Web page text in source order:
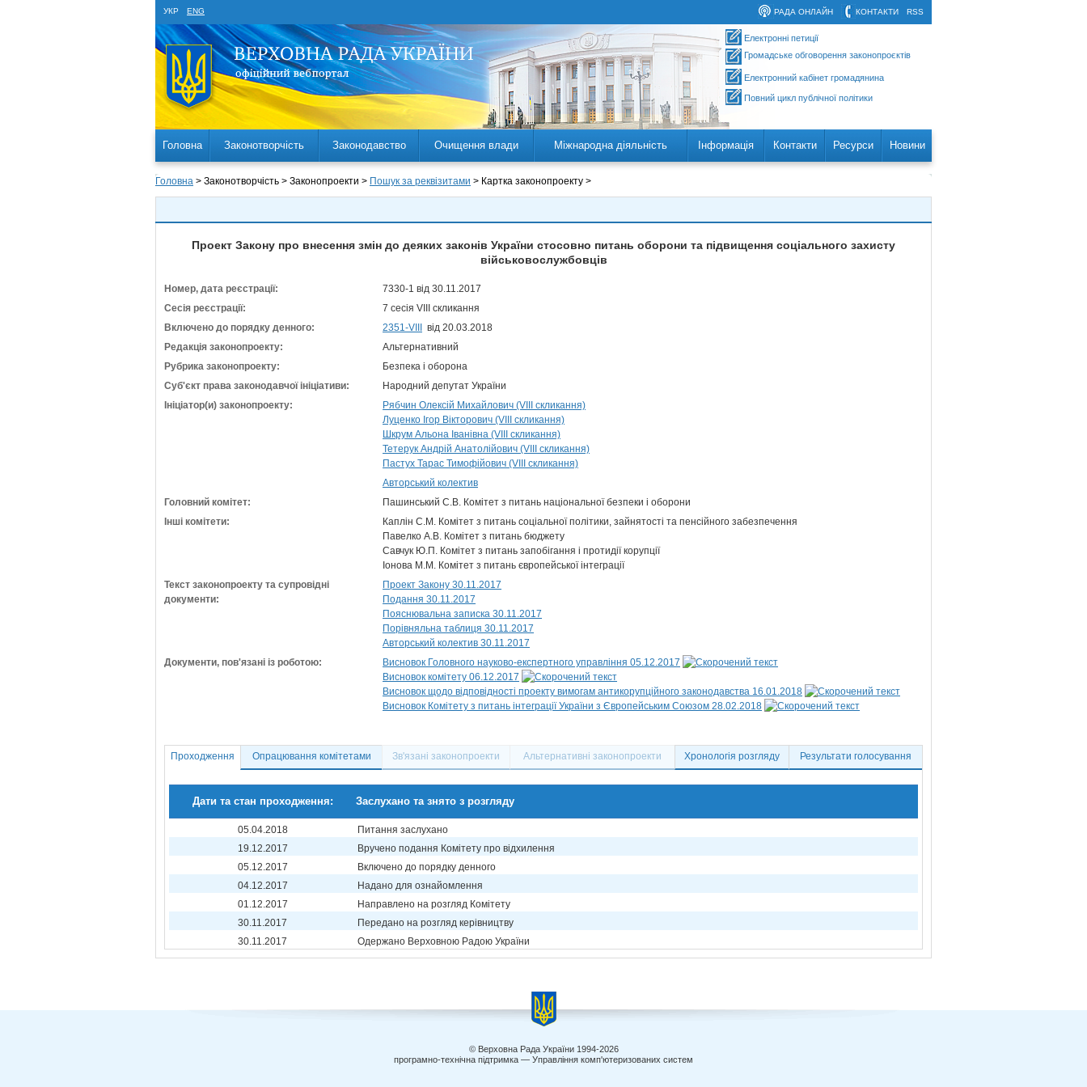
УКР ENG RSS
КОНТАКТИ
РАДА ОНЛАЙН
Електронні петиції
Громадське обговорення законопроєктів
Електронний кабінет громадянина
Повний цикл публічної політики
Головна Законотворчість Законодавство Очищення влади Міжнародна діяльність Інформація Контакти Ресурси Новини
Головна > Законотворчість > Законопроекти > Пошук за реквізитами > Картка законопроекту >
Проект Закону про внесення змін до деяких законів України стосовно питань оборони та підвищення соціального захисту
військовослужбовців
Номер, дата реєстрації:
7330-1 від 30.11.2017
Сесія реєстрації:
7 сесія VIII скликання
Включено до порядку денного:
2351-VIII
від 20.03.2018
Редакція законопроекту:
Альтернативний
Рубрика законопроекту:
Безпека і оборона
Суб'єкт права законодавчої ініціативи:
Народний депутат України
Ініціатор(и) законопроекту:
Рябчин Олексій Михайлович (VIII скликання)
Луценко Ігор Вікторович (VIII скликання)
Шкрум Альона Іванівна (VIII скликання)
Тетерук Андрій Анатолійович (VIII скликання)
Пастух Тарас Тимофійович (VIII скликання)
Авторський колектив
Головний комітет:
Пашинський С.В. Комітет з питань національної безпеки і оборони
Інші комітети:
Каплін С.М. Комітет з питань соціальної політики, зайнятості та пенсійного забезпечення
Павелко А.В. Комітет з питань бюджету
Савчук Ю.П. Комітет з питань запобігання і протидії корупції
Іонова М.М. Комітет з питань європейської інтеграції
Текст законопроекту та супровідні
документи:
Проект Закону 30.11.2017
Подання 30.11.2017
Пояснювальна записка 30.11.2017
Порівняльна таблиця 30.11.2017
Авторський колектив 30.11.2017
Документи, пов'язані із роботою:
Висновок Головного науково-експертного управління 05.12.2017
Висновок комітету 06.12.2017
Висновок щодо відповідності проекту вимогам антикорупційного законодавства 16.01.2018
Висновок Комітету з питань інтеграції України з Європейським Союзом 28.02.2018
Проходження Опрацювання комітетами Зв'язані законопроекти Альтернативні законопроекти Хронологія розгляду Результати голосування
Дати та стан проходження: Заслухано та знято з розгляду
05.04.2018
Питання заслухано
19.12.2017
Вручено подання Комітету про відхилення
05.12.2017
Включено до порядку денного
04.12.2017
Надано для ознайомлення
01.12.2017
Направлено на розгляд Комітету
30.11.2017
Передано на розгляд керівництву
30.11.2017
Одержано Верховною Радою України
© Верховна Рада України 1994-2026
програмно-технічна підтримка — Управління комп'ютеризованих систем